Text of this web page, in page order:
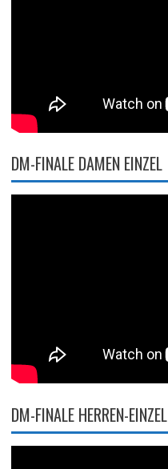
DM-FINALE DAMEN EINZEL
DM-FINALE HERREN-EINZEL